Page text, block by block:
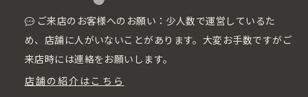
ご来店のお客様へのお願い：少人数で運営しているた
め、店舗に人がいないことがあります。大変お手数ですがご
来店時には連絡をお願いします。
店舗の紹介はこちら